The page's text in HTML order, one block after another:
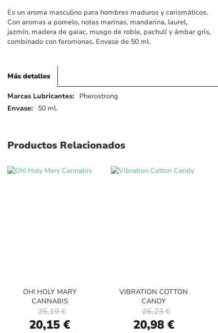
Es un aroma masculino para hombres maduros y carismáticos.
Con aromas a pomelo, notas marinas, mandarina, laurel,
jazmín, madera de gaiac, musgo de roble, pachulí y ámbar gris,
combinado con feromonas. Envase de 50 ml.
Más detalles
Más
detalles
Pherostrong
50 ml.
Productos Relacionados
OH! HOLY MARY
CANNABIS
Special
Price
20,15 €
25,19 €
VIBRATION COTTON
CANDY
Special
Price
20,98 €
26,23 €